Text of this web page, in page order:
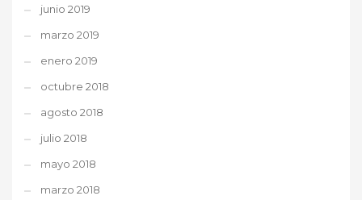
junio 2019
marzo 2019
enero 2019
octubre 2018
agosto 2018
julio 2018
mayo 2018
marzo 2018